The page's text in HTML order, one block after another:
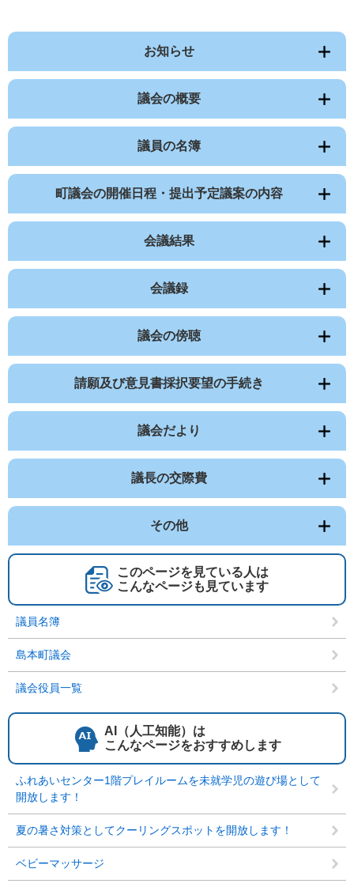
お知らせ
議会の概要
議員の名簿
町議会の開催日程・提出予定議案の内容
会議結果
会議録
議会の傍聴
請願及び意見書採択要望の手続き
議会だより
議長の交際費
その他
このページを見ている人は
こんなページも見ています
議員名簿
島本町議会
議会役員一覧
AI（人工知能）は
こんなページをおすすめします
ふれあいセンター1階プレイルームを未就学児の遊び場として
開放します！
夏の暑さ対策としてクーリングスポットを開放します！
ベビーマッサージ